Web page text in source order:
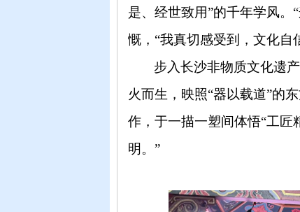
是、经世致用”的千年学风。
慨，“我真切感受到，文化自
步入长沙非物质文化遗
火而生，映照“器以载道”的
作，于一描一塑间体悟“工匠
明。”